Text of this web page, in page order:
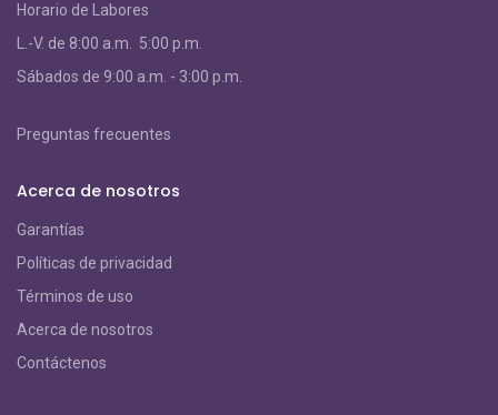
Horario de Labores
L.-V. de 8:00 a.m. 5:00 p.m.
Sábados de 9:00 a.m. - 3:00 p.m.
Preguntas frecuentes
Acerca de nosotros
Garantías
Políticas de privacidad
Términos de uso
Acerca de nosotros
Contáctenos